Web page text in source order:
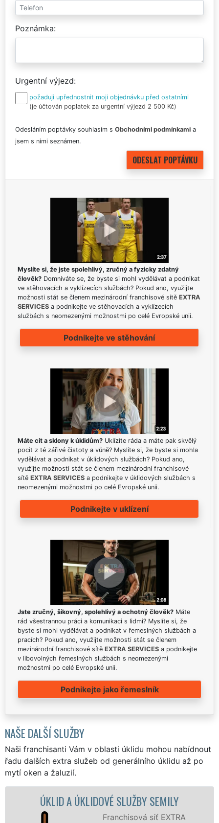
Poznámka
Urgentní výjezd
požaduji upřednostnit moji objednávku před ostatními
(je účtován poplatek za urgentní výjezd 2 500 Kč)
Odesláním poptávky souhlasím s Obchodními podmínkami a
jsem s nimi seznámen.
Myslíte si, že jste spolehlivý, zručný a fyzicky zdatný
člověk? Domníváte se, že byste si mohl vydělávat a podnikat
ve stěhovacích a vyklízecích službách? Pokud ano, využijte
možnosti stát se členem mezinárodní franchisové sítě EXTRA
SERVICES a podnikejte ve stěhovacích a vyklízecích
službách s neomezenými možnostmi po celé Evropské unii.
Podnikejte ve stěhování
Máte cit a sklony k úklidům? Uklízíte ráda a máte pak skvělý
pocit z té zářivé čistoty a vůně? Myslíte si, že byste si mohla
vydělávat a podnikat v úklidových službách? Pokud ano,
využijte možnosti stát se členem mezinárodní franchisové
sítě EXTRA SERVICES a podnikejte v úklidových službách s
neomezenými možnostmi po celé Evropské unii.
Podnikejte v uklízení
Jste zručný, šikovný, spolehlivý a ochotný člověk? Máte
rád všestrannou práci a komunikaci s lidmi? Myslíte si, že
byste si mohl vydělávat a podnikat v řemeslných službách a
pracích? Pokud ano, využijte možnosti stát se členem
mezinárodní franchisové sítě EXTRA SERVICES a podnikejte
v libovolných řemeslných službách s neomezenými
možnostmi po celé Evropské unii.
Podnikejte jako řemeslník
NAŠE DALŠÍ SLUŽBY
Naši franchisanti Vám v oblasti úklidu mohou nabídnout
řadu dalších extra služeb od generálního úklidu až po
mytí oken a žaluzií.
SLUŽBY SEMILY
Franchisová síť EXTRA
ÚKLIDOVÁ